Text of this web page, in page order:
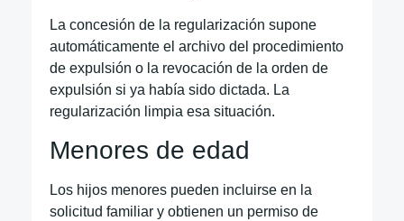
La concesión de la regularización supone
automáticamente el archivo del procedimiento
de expulsión o la revocación de la orden de
expulsión si ya había sido dictada. La
regularización limpia esa situación.
Menores de edad
Los hijos menores pueden incluirse en la
solicitud familiar y obtienen un permiso de